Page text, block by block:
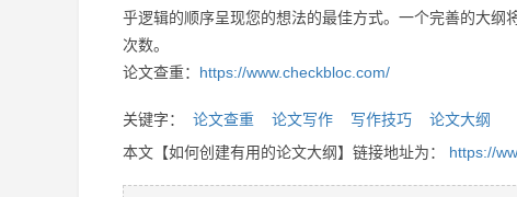
乎逻辑的顺序呈现您的想法的最佳方式。 一个完善的大纲
次数。
论文查重： https://www.checkbloc.com/
关键字： 论文查重 论文写作 写作技巧
论文大纲
本文【如何创建有用的论文大纲】链接地址为： https://